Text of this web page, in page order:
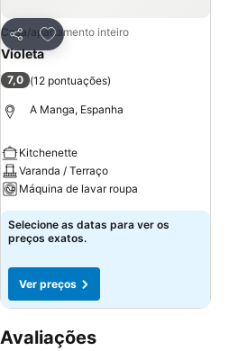
Partilhar
Adicionar aos favoritos
Casa/apartamento inteiro
Violeta
7,0 (12 pontuações)
A Manga, Espanha
Kitchenette
Varanda / Terraço
Máquina de lavar roupa
Selecione as datas para ver os
preços exatos.
Ver preços
Avaliações